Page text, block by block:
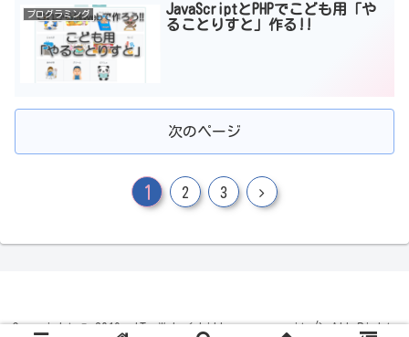
プログラミング
JavaScriptとPHPでこども用「や
ることりすと」作る!!
次のページ
1 2 3
Copyright © 2019 -IT・Web <skill up community/> All Rights